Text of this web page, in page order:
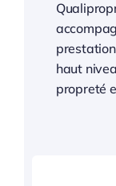
haut
propreté